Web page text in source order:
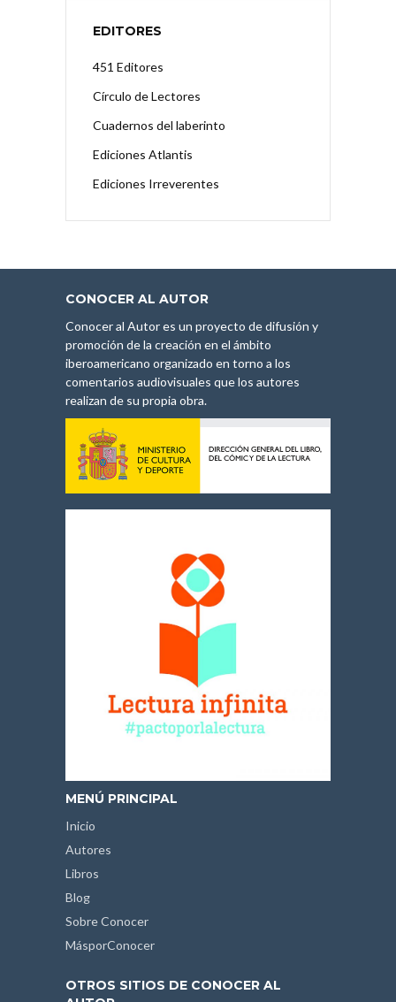
EDITORES
451 Editores
Círculo de Lectores
Cuadernos del laberinto
Ediciones Atlantis
Ediciones Irreverentes
CONOCER AL AUTOR
Conocer al Autor es un proyecto de difusión y
promoción de la creación en el ámbito
iberoamericano organizado en torno a los
comentarios audiovisuales que los autores
realizan de su propia obra.
MENÚ PRINCIPAL
Inicio
Autores
Libros
Blog
Sobre Conocer
MásporConocer
OTROS SITIOS DE CONOCER AL